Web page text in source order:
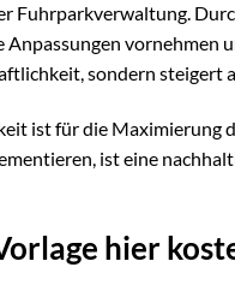
Fuhrparkverwaltung.
vornehmen
sondern steigert
ist für die Maximierung
ist eine
hier